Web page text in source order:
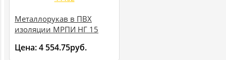
Металлорукав в ПВХ
изоляции МРПИ НГ 15
(уп.50м) 44402
Цена:4 554.75руб.